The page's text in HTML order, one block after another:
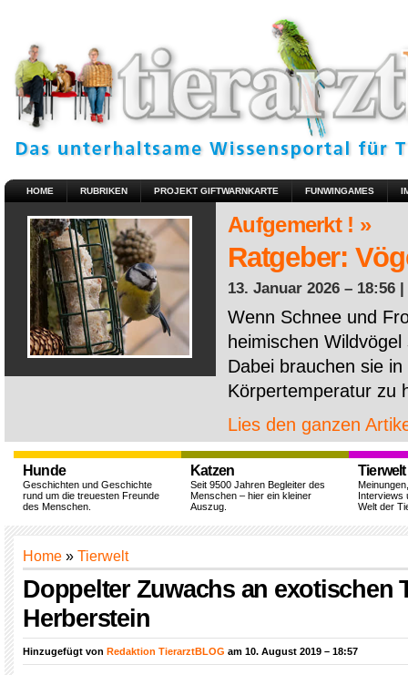
HOME RUBRIKEN PROJEKT GIFTWARNKARTE FUNWINGAMES
Aufgemerkt ! »
Ratgeber:
13. Januar 2026 – 18:56 |
Wenn Schnee und
heimischen
Dabei brauchen sie
Körpertemperatur zu
Lies den ganzen
Hunde
Geschichten und Geschichte
rund um die treuesten Freunde
des Menschen.
Katzen
Seit 9500 Jahren Begleiter des
Menschen – hier ein kleiner
Auszug.
Tierwelt
Interviews
Welt der
Home » Tierwelt
Doppelter Zuwachs an exotischen
Herberstein
Hinzugefügt von Redaktion TierarztBLOG am 10. August 2019 – 18:57